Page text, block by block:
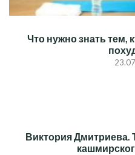
Что нужно знать тем,
Виктория Дмитриева.